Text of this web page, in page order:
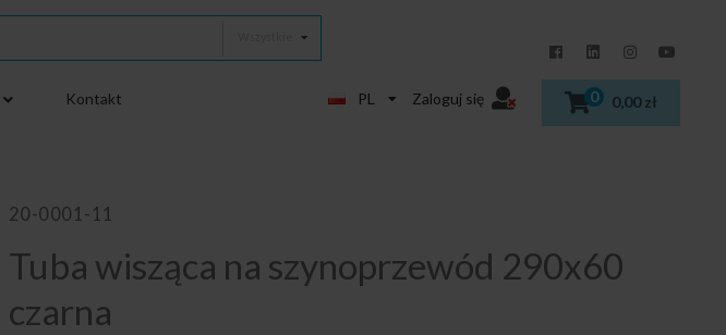
Kontakt PL Zaloguj się 0 0,00 zł
20-0001-11
Tuba wisząca na szynoprzewód 290x60
czarna